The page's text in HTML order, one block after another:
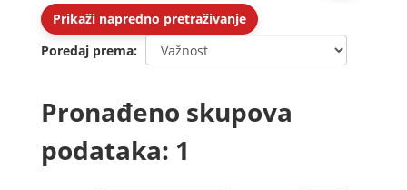
Prikaži napredno pretraživanje
Poredaj prema
Pronađeno skupova
podataka: 1